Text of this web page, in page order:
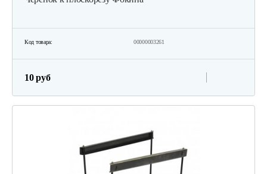
Код товара: 00000003261
10 руб